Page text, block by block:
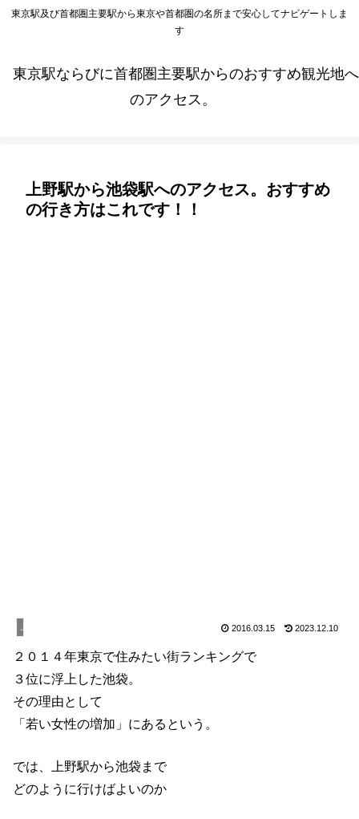
東京駅及び首都圏主要駅から東京や首都圏の名所まで安心してナビゲートしま
す
東京駅ならびに首都圏主要駅からのおすすめ観光地へ
のアクセス。
上野駅から池袋駅へのアクセス。おすすめ
の行き方はこれです！！
2016.03.15 2023.12.10
２０１４年東京で住みたい街ランキングで
３位に浮上した池袋。
その理由として
「若い女性の増加」にあるという。
では、上野駅から池袋まで
どのように行けばよいのか